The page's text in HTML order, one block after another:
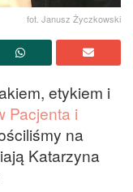
fot. Janusz Życzkowski
etykiem i
Pacjenta i
na
Katarzyna